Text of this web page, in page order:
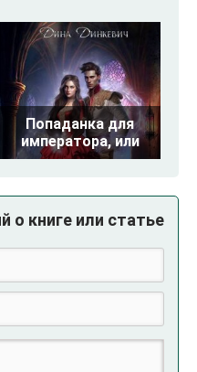
Попаданка для
императора, или
о книге или статье